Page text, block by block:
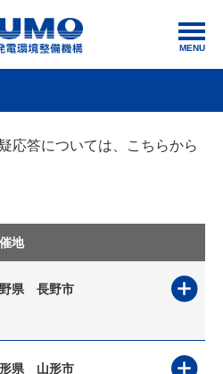
MENU
応答については、こちらから
地
県 長野市
県 山形市